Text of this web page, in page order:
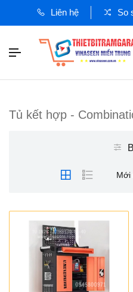
Liên hệ So
Tủ kết hợp -
Mới